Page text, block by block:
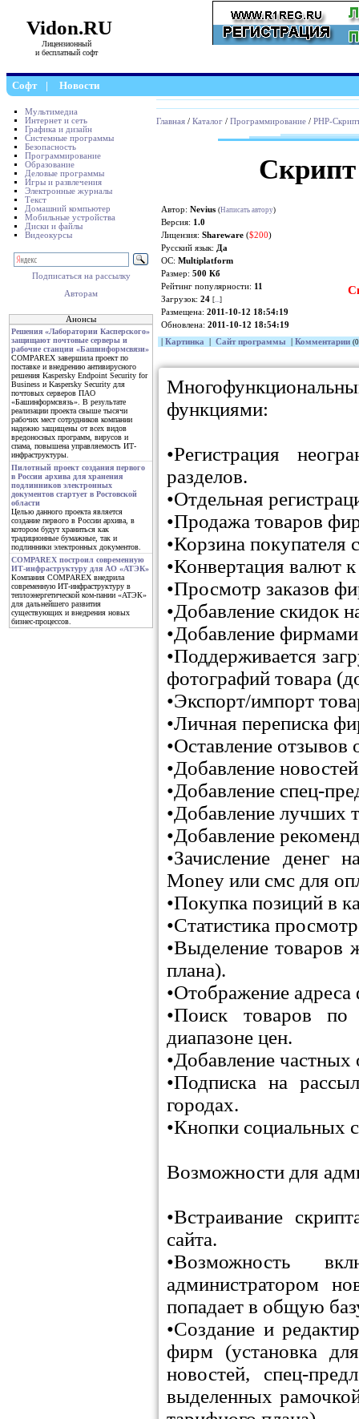
Vidon.RU
Лицензионный
и бесплатный софт
Софт | Новости
Мультимедиа
Интернет и сеть
Графика и дизайн
Системные программы
Безопасность
Программирование
Образование
Деловые программы
Игры и развлечения
Электронные журналы
Текст
Домашний компьютер
Мобильные устройства
Диски и файлы
Видеокурсы
Подписаться на рассылку
Авторам
Анонсы
Решения «Лаборатории Касперского»
защищают почтовые серверы и
рабочие станции «Башинформсвязи»
COMPAREX завершила проект по
поставке и внедрению антивирусного
решения Kaspersky Endpoint Security for
Business и Kaspersky Security для
почтовых серверов ПАО
«Башинформсвязь». В результате
реализации проекта свыше тысячи
рабочих мест сотрудников компании
надежно защищены от всех видов
вредоносных программ, вирусов и
спама, повышена управляемость ИТ-
инфраструктуры.
Пилотный проект создания первого
в России архива для хранения
подлинников электронных
документов стартует в Ростовской
области
Целью данного проекта является
создание первого в России архива, в
котором будут храниться как
традиционные бумажные, так и
подлинники электронных документов.
COMPAREX построил современную
ИТ-инфраструктуру для АО «АТЭК»
Компания COMPAREX внедрила
современную ИТ-инфраструктуру в
теплоэнергетической ком-пании «АТЭК»
для дальнейшего развития
существующих и внедрения новых
бизнес-процессов.
Главная / Каталог / Программирование / PHP-
Скрипт
Автор: Nevius (Написать автору)
Версия: 1.0
Лицензия: Shareware ($200)
Русский язык: Да
ОС: Multiplatform
Размер: 500 Кб
Рейтинг популярности: 11
Загрузок: 24 [...]
Размещена: 2011-10-12 18:54:19
Обновлена: 2011-10-12 18:54:19
Картинка Сайт программы Комментарии
функциями:
•Регистрация
разделов.
•Отдельная
•Продажа товаров
•Корзина покупателя
•Конвертация валют
•Просмотр заказов
•Добавление скидок
•Добавление
•Поддерживается
фотографий товара
•Экспорт/импорт
•Личная переписка
•Оставление
•Добавление
•Добавление спец-
•Добавление лучших
•Добавление
•Зачисление
Money или смс для
•Покупка позиций в
•Статистика
•Выделение
плана).
•Отображение
•Поиск товаров
диапазоне цен.
•Добавление частных
•Подписка на
городах.
•Кнопки социальных
Возможности для
•Встраивание
сайта.
•Возможность
администратором
попадает в общую
•Создание и
фирм (установка
новостей, спец-
выделенных